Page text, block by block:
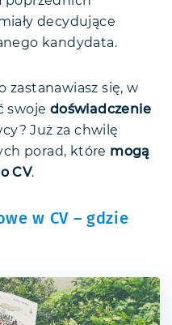
decydujące
kandydata.
zastanawiasz się, w
swoje doświadczenie
Już za chwilę
porad, które mogą
CV.
w CV – gdzie